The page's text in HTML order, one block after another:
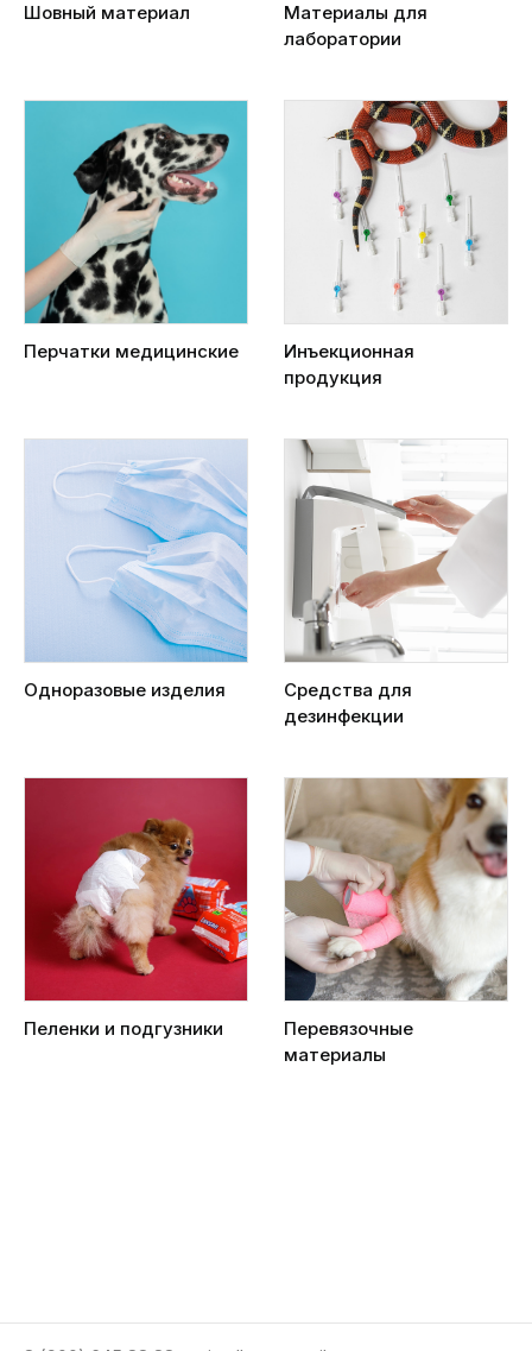
Шовный материал
Материалы для
лаборатории
Перчатки медицинские
Инъекционная
продукция
Одноразовые изделия
Средства для
дезинфекции
Пеленки и подгузники
Перевязочные
материалы